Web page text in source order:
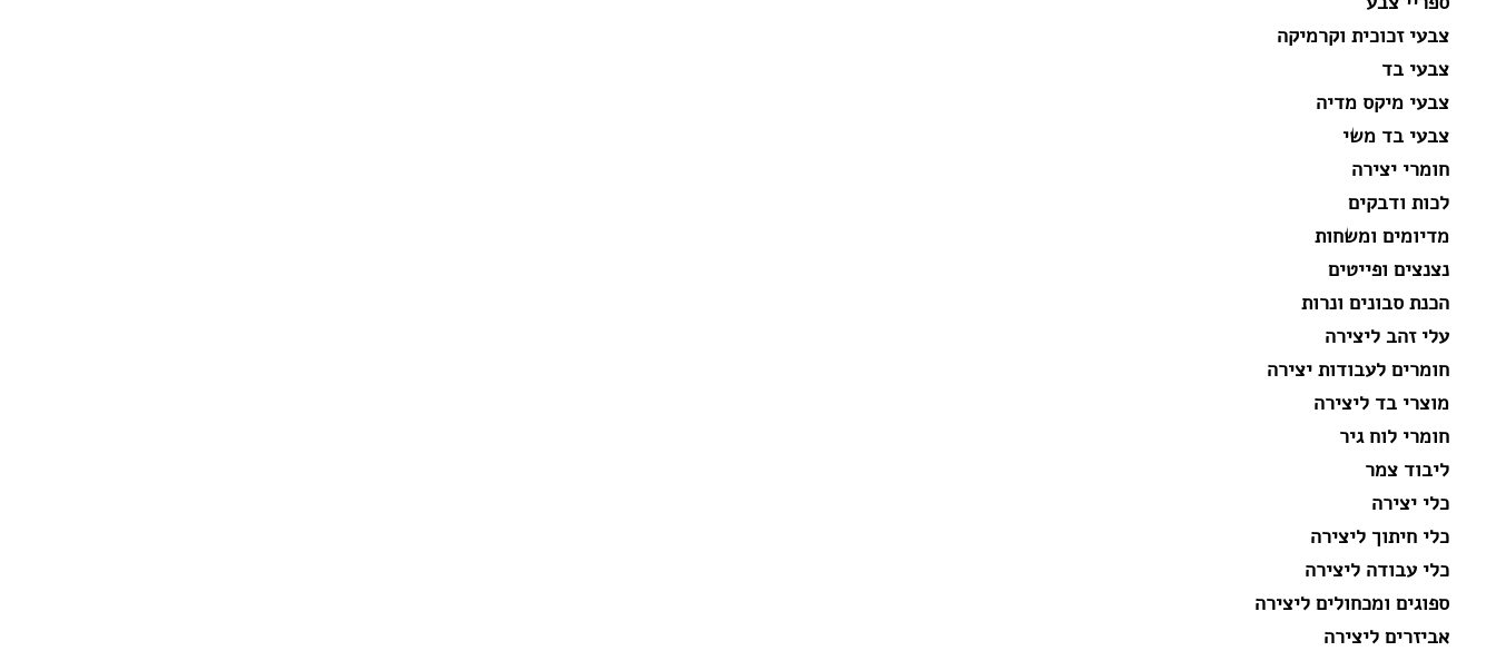
צבעי זכוכית וקרמיקה
צבעי בד
צבעי מיקס מדיה
צבעי בד משי
חומרי יצירה
לכות ודבקים
מדיומים ומשחות
נצנצים ופייטים
הכנת סבונים ונרות
עלי זהב ליצירה
חומרים לעבודות יצירה
מוצרי בד ליצירה
חומרי לוח גיר
ליבוד צמר
כלי יצירה
כלי חיתוך ליצירה
כלי עבודה ליצירה
ספוגים ומכחולים ליצירה
אביזרים ליצירה